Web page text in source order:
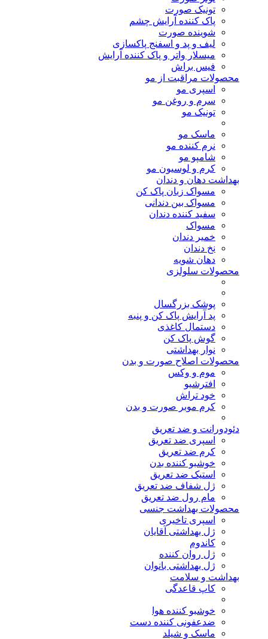
تونیک صورت
پاک کننده آرایش چشم
شوینده صورت
لیف و پد و اسفنج پاکسازی
میسلار واتر و پاک کننده آرایش
فیس براش
محصولات مراقبت از مو
اسپری مو
سرم و روغن مو
تونیک مو
ماسک مو
نرم کننده مو
شامپو مو
کرم و لوسیون مو
بهداشت دهان و دندان
مسواک زبان پاک کن
مسواک بین دندانی
سفید کننده دندان
مسواک
خمیر دندان
نخ دندان
دهان شویه
محصولات سلولزی
پوشک بزرگسال
پد آرایش پاک کن و پنبه
دستمال کاغذی
گوش پاک کن
نوار بهداشتی
محصولات اصلاح صورت و بدن
موم و وکس
افترشیو
خود تراش
کرم موبر صورت و بدن
دئودورانت و ضد تعریق
اسپری ضد تعریق
کرم ضد تعریق
خوشبو کننده بدن
استیک ضد تعریق
ژل شفاف ضد تعریق
مام رول ضد تعریق
محصولات بهداشت جنسی
اسپری تاخیری
ژل بهداشتی آقایان
کاندوم
ژل روان کننده
ژل بهداشتی بانوان
بهداشت و سلامت
کاپ قاعدگی
خوشبو کننده هوا
ضدعفونی کننده دست
ماسک و شیلد